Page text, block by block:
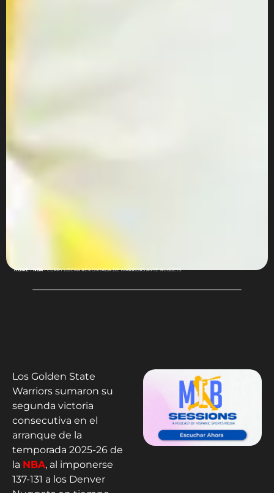
HOME-NBA-CURRY LIDERA REMONTADA DE WARRIORS ANTE NUGGETS
Los Golden State
Warriors sumaron su
segunda victoria
consecutiva en el
arranque de la
temporada 2025-26 de
la NBA, al imponerse
137-131 a los Denver